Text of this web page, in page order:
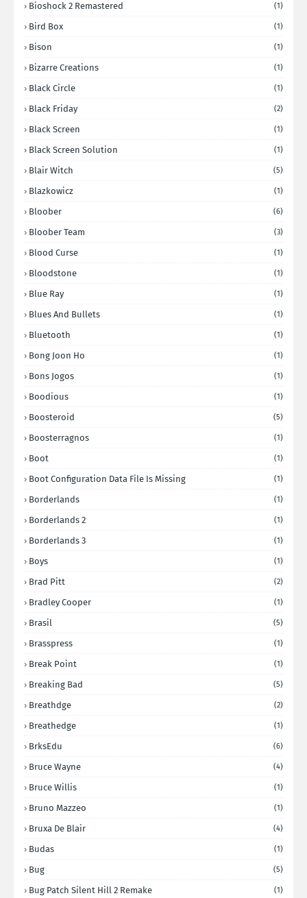
Bioshock 2 Remastered (1)
Bird Box (1)
Bison (1)
Bizarre Creations (1)
Black Circle (1)
Black Friday (2)
Black Screen (1)
Black Screen Solution (1)
Blair Witch (5)
Blazkowicz (1)
Bloober (6)
Bloober Team (3)
Blood Curse (1)
Bloodstone (1)
Blue Ray (1)
Blues And Bullets (1)
Bluetooth (1)
Bong Joon Ho (1)
Bons Jogos (1)
Boodious (1)
Boosteroid (5)
Boosterragnos (1)
Boot (1)
Boot Configuration Data File Is Missing (1)
Borderlands (1)
Borderlands 2 (1)
Borderlands 3 (1)
Boys (1)
Brad Pitt (2)
Bradley Cooper (1)
Brasil (5)
Brasspress (1)
Break Point (1)
Breaking Bad (5)
Breathdge (2)
Breathedge (1)
BrksEdu (6)
Bruce Wayne (4)
Bruce Willis (1)
Bruno Mazzeo (1)
Bruxa De Blair (4)
Budas (1)
Bug (5)
Bug Patch Silent Hill 2 Remake (1)